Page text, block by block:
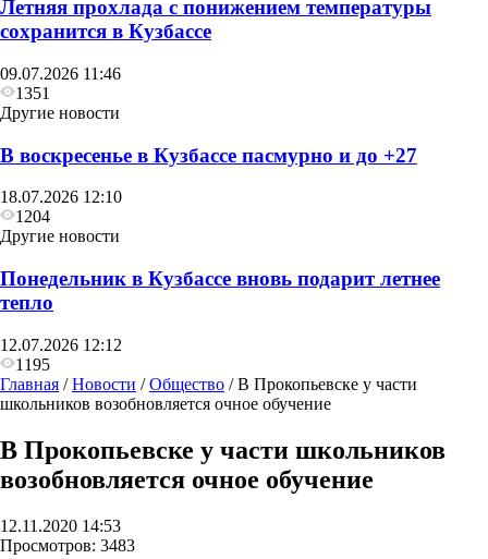
Летняя прохлада с понижением температуры
сохранится в Кузбассе
09.07.2026 11:46
1351
Другие новости
В воскресенье в Кузбассе пасмурно и до +27
18.07.2026 12:10
1204
Другие новости
Понедельник в Кузбассе вновь подарит летнее
тепло
12.07.2026 12:12
1195
Главная /Новости /Общество /В Прокопьевске у части
школьников возобновляется очное обучение
В Прокопьевске у части школьников
возобновляется очное обучение
12.11.2020 14:53
Просмотров: 3483